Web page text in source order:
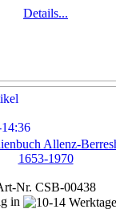
Details...
Allenz-
1653-1970
Nr. CSB-00438
in